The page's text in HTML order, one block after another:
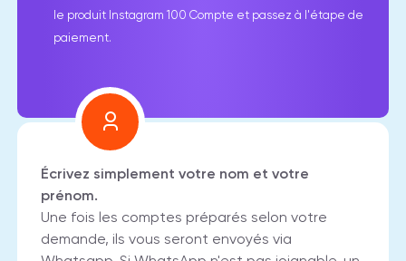
le produit Instagram 100 Compte et passez à l'étape de
paiement.
Écrivez simplement votre nom et votre
prénom.
Une fois les comptes préparés selon votre
demande, ils vous seront envoyés via